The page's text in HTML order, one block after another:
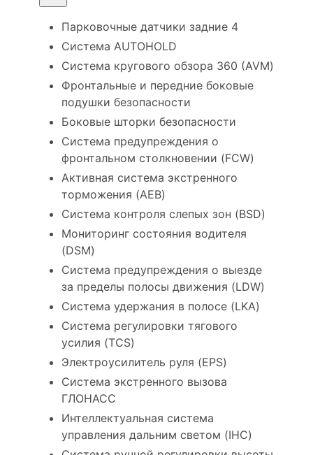
Парковочные датчики задние 4
Cистема AUTOHOLD
Система кругового обзора 360 (AVM)
Фронтальные и передние боковые
подушки безопасности
Боковые шторки безопасности
Система предупреждения о
фронтальном столкновении (FCW)
Активная система экстренного
торможения (AEB)
Система контроля слепых зон (BSD)
Мониторинг состояния водителя
(DSM)
Система предупреждения о выезде
за пределы полосы движения (LDW)
Система удержания в полосе (LKA)
Система регулировки тягового
усилия (TCS)
Электроусилитель руля (EPS)
Система экстренного вызова
ГЛОНАСС
Интеллектуальная система
управления дальним светом (IHC)